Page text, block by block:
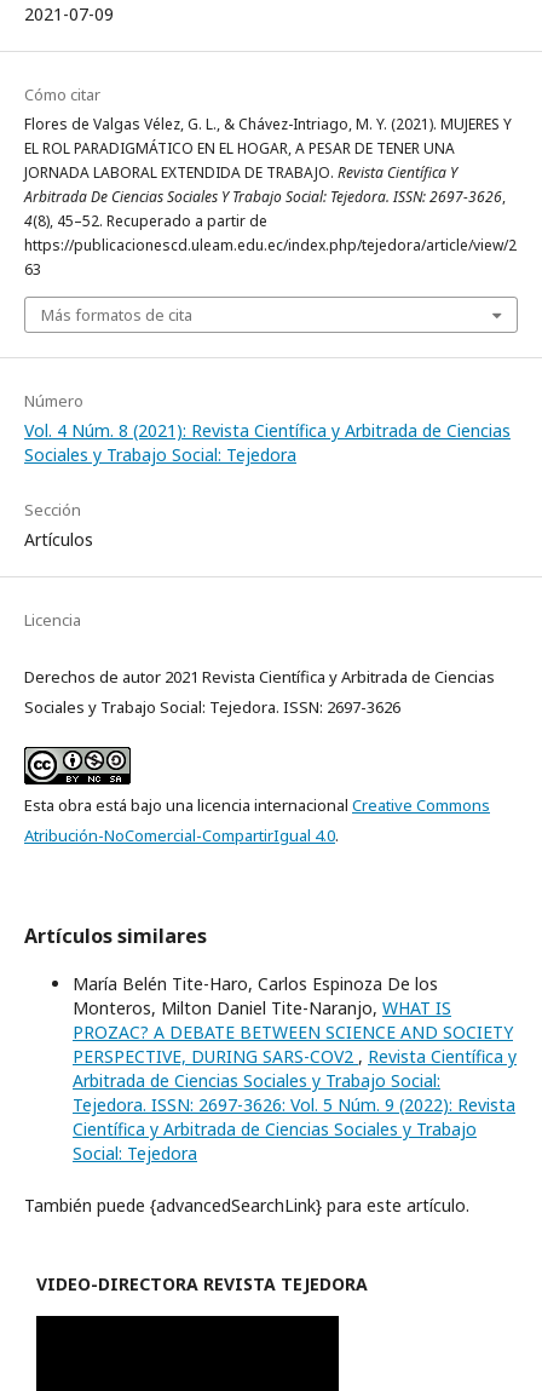
2021-07-09
Cómo citar
Flores de Valgas Vélez, G. L., & Chávez-Intriago, M. Y. (2021). MUJERES Y
EL ROL PARADIGMÁTICO EN EL HOGAR, A PESAR DE TENER UNA
JORNADA LABORAL EXTENDIDA DE TRABAJO. Revista Científica Y
Arbitrada De Ciencias Sociales Y Trabajo Social: Tejedora. ISSN: 2697-3626,
4(8), 45–52. Recuperado a partir de
https://publicacionescd.uleam.edu.ec/index.php/tejedora/article/view/2
63
Más formatos de cita
Número
Vol. 4 Núm. 8 (2021): Revista Científica y Arbitrada de Ciencias
Sociales y Trabajo Social: Tejedora
Sección
Artículos
Licencia
Derechos de autor 2021 Revista Científica y Arbitrada de Ciencias
Sociales y Trabajo Social: Tejedora. ISSN: 2697-3626
Esta obra está bajo una licencia internacional Creative Commons
Atribución-NoComercial-CompartirIgual 4.0.
Artículos similares
María Belén Tite-Haro, Carlos Espinoza De los
Monteros, Milton Daniel Tite-Naranjo, WHAT IS
PROZAC? A DEBATE BETWEEN SCIENCE AND SOCIETY
PERSPECTIVE, DURING SARS-COV2 , Revista Científica y
Arbitrada de Ciencias Sociales y Trabajo Social:
Tejedora. ISSN: 2697-3626: Vol. 5 Núm. 9 (2022): Revista
Científica y Arbitrada de Ciencias Sociales y Trabajo
Social: Tejedora
También puede {advancedSearchLink} para este artículo.
VIDEO-DIRECTORA REVISTA TEJEDORA